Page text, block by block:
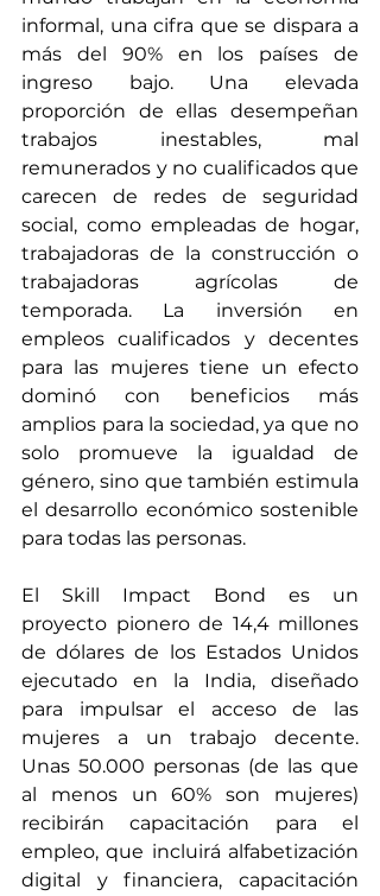
informal , una cifra que se dispara a
más del 90% en los países de
ingreso bajo. Una elevada
proporción de ellas desempeñan
trabajos inestables, mal
remunerados y no cualificados que
carecen de redes de seguridad
social, como empleadas de hogar,
trabajadoras de la construcción o
trabajadoras agrícolas de
temporada. La inversión en
empleos cualificados y decentes
para las mujeres tiene un efecto
dominó con beneficios más
amplios para la sociedad, ya que no
solo promueve la igualdad de
género, sino que también estimula
el desarrollo económico sostenible
para todas las personas.
El Skill Impact Bond
es un
proyecto pionero de 14,4 millones
de dólares de los Estados Unidos
ejecutado en la India, diseñado
para impulsar el acceso de las
mujeres a un trabajo decente.
Unas 50.000 personas (de las que
al menos un 60% son mujeres)
recibirán capacitación para el
empleo, que incluirá alfabetización
digital y financiera, capacitación